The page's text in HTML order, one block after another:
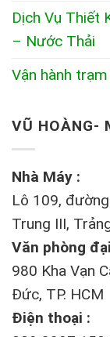
Dịch Vụ Thiết
– Nước Thải
Vận hành
VŨ HOÀNG-
Nhà Máy :
Lô 109,
Trung III,
Văn phòng
980 Kha Vạn
Đức, TP. HCM
Điện thoại :